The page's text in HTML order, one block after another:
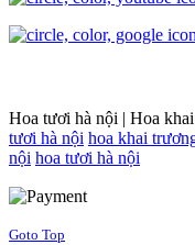
Hoa tươi hà nội | Hoa
tươi hà nội hoa khai
nội hoa tươi hà nội
Goto Top